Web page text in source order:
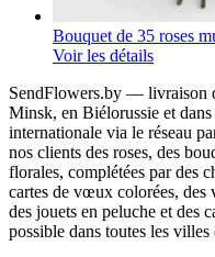
Bouquet de 35 roses
Voir les détails
SendFlowers.by — livraison
Minsk, en Biélorussie et
internationale via le réseau
nos clients des roses, des
florales, complétées par des
cartes de vœux colorées, des
des jouets en peluche et des
possible dans toutes les